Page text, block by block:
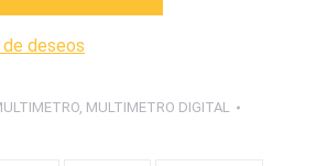
deseos
, MULTIMETRO DIGITAL